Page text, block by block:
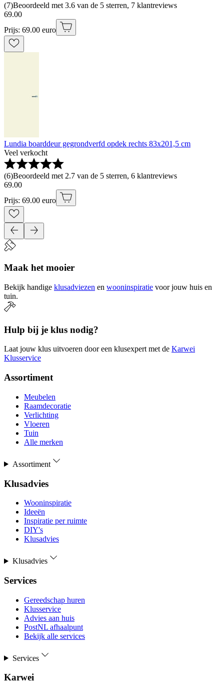
(7)Beoordeeld met 3.6 van de 5 sterren, 7 klantreviews
69.00
Prijs: 69.00 euro
Lundia boarddeur gegrondverfd opdek rechts 83x201,5 cm
Veel verkocht
(6)Beoordeeld met 2.7 van de 5 sterren, 6 klantreviews
69.00
Prijs: 69.00 euro
Maak het mooier
Bekijk handige klusadviezen en wooninspiratie voor jouw huis en
tuin.
Hulp bij je klus nodig?
Laat jouw klus uitvoeren door een klusexpert met de Karwei
Klusservice
Assortiment
Meubelen
Raamdecoratie
Verlichting
Vloeren
Tuin
Alle merken
Assortiment
Klusadvies
Wooninspiratie
Ideeën
Inspiratie per ruimte
DIY's
Klusadvies
Klusadvies
Services
Gereedschap huren
Klusservice
Advies aan huis
PostNL afhaalpunt
Bekijk alle services
Services
Karwei